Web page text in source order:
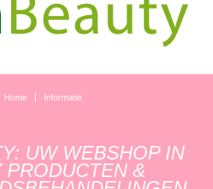
Home Informatie
UW WEBSHOP IN
PRODUCTEN &